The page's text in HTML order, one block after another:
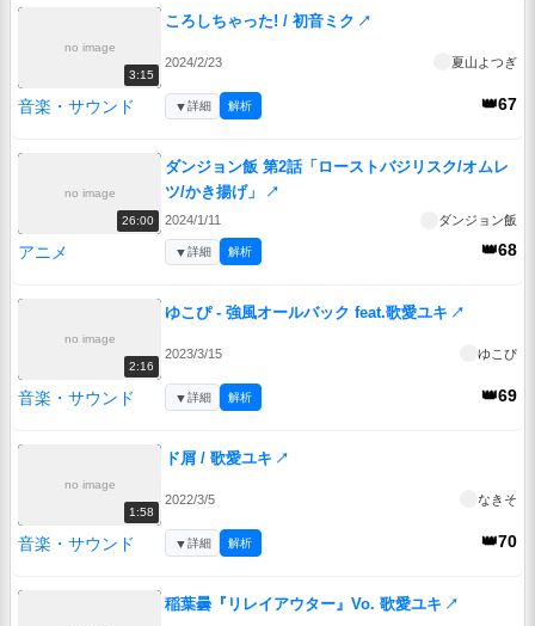
no image
3:15
ころしちゃった! / 初音ミク ↗
2024/2/23 夏山よつぎ
音楽・サウンド 👑67
▼詳細 解析
no image
26:00
ダンジョン飯 第2話「ローストバジリスク/オムレ
ツ/かき揚げ」
↗
2024/1/11 ダンジョン飯
アニメ 👑68
▼詳細 解析
no image
2:16
ゆこぴ - 強風オールバック feat.歌愛ユキ ↗
2023/3/15 ゆこぴ
音楽・サウンド 👑69
▼詳細 解析
no image
1:58
ド屑 / 歌愛ユキ ↗
2022/3/5 なきそ
音楽・サウンド 👑70
▼詳細 解析
稲葉曇『リレイアウター』Vo. 歌愛ユキ ↗